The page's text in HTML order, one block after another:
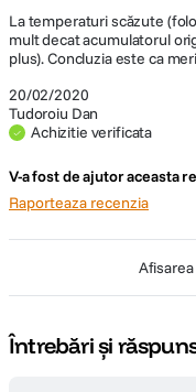
20/02/2020
Tudoroiu Dan
Achizitie verificata
La temperaturi scăzute
mult decat acumulatorul
plus). Concluzia este ca
V-a fost de ajutor aceasta
Raporteaza recenzia
Întrebări și